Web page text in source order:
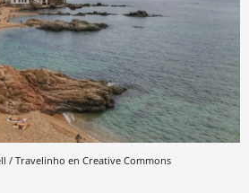
/ Travelinho en Creative Commons